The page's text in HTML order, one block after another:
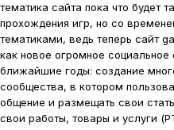
тематика сайта пока что будет
прохождения игр, но со
тематиками, ведь теперь сайт
как новое огромное
ближайшие годы: создание
сообщества, в котором
общение и размещать свои
свои работы, товары и услуги